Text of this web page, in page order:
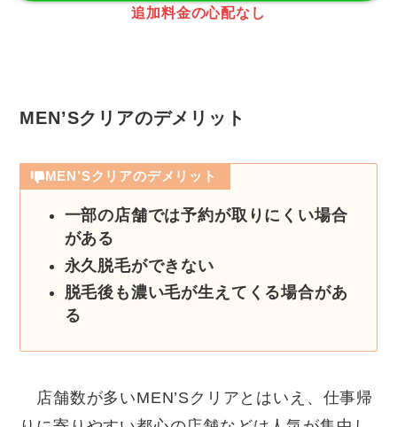
追加料金の心配なし
MEN’Sクリアのデメリット
MEN’Sクリアのデメリット
一部の店舗では予約が取りにくい場合
がある
永久脱毛ができない
脱毛後も濃い毛が生えてくる場合があ
る
店舗数が多いMEN’Sクリアとはいえ、仕事帰